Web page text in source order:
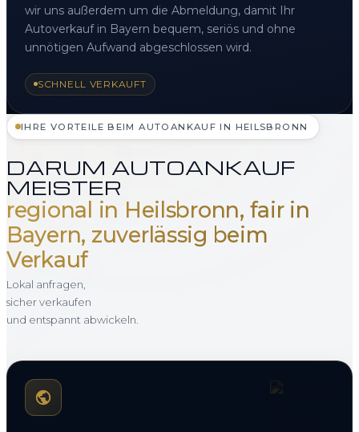
wir uns außerdem um die Abmeldung, damit Ihr
Autoverkauf in Bayern bequem, seriös und ohne
unnötigen Aufwand abgeschlossen wird.
SCHNELL VERKAUFT
IHRE VORTEILE BEIM AUTOANKAUF IN HEILSBRONN
DARUM AUTOANKAUF
MEISTER
regional in Heilsbronn, fair in
Bayern, zuverlässig beim
Verkauf
Lokal anfragen,
sicher verkaufen
und entspannt abwickeln.